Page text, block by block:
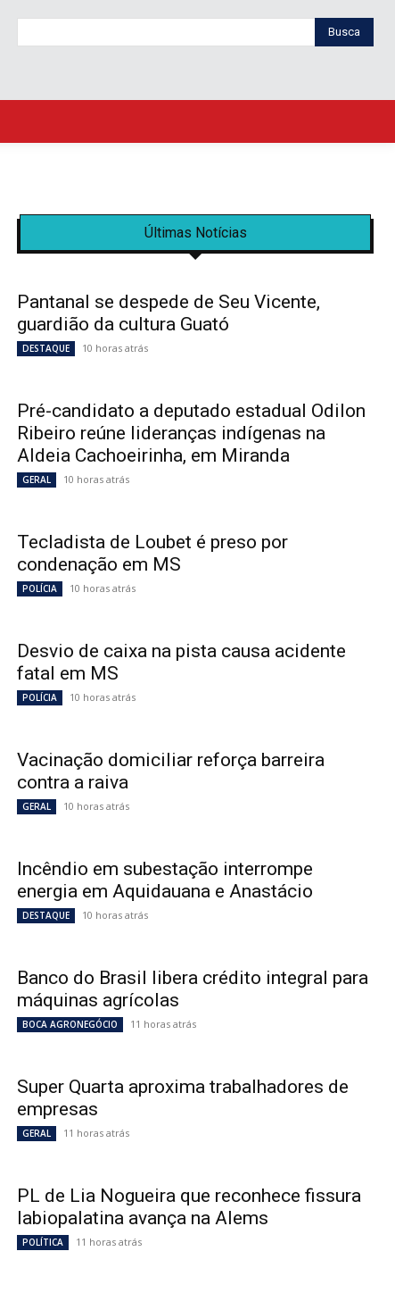
Busca
Últimas Notícias
Pantanal se despede de Seu Vicente,
guardião da cultura Guató
DESTAQUE 10 horas atrás
Pré-candidato a deputado estadual Odilon
Ribeiro reúne lideranças indígenas na
Aldeia Cachoeirinha, em Miranda
GERAL 10 horas atrás
Tecladista de Loubet é preso por
condenação em MS
POLÍCIA 10 horas atrás
Desvio de caixa na pista causa acidente
fatal em MS
POLÍCIA 10 horas atrás
Vacinação domiciliar reforça barreira
contra a raiva
GERAL 10 horas atrás
Incêndio em subestação interrompe
energia em Aquidauana e Anastácio
DESTAQUE 10 horas atrás
Banco do Brasil libera crédito integral para
máquinas agrícolas
BOCA AGRONEGÓCIO 11 horas atrás
Super Quarta aproxima trabalhadores de
empresas
GERAL 11 horas atrás
PL de Lia Nogueira que reconhece fissura
labiopalatina avança na Alems
POLÍTICA 11 horas atrás